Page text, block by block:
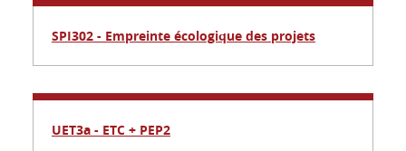
SPI302 - Empreinte écologique des projets
UET3a - ETC + PEP2